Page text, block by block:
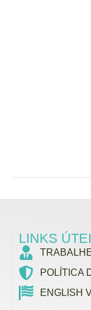
LINKS
POLÍTICA
ENGLISH